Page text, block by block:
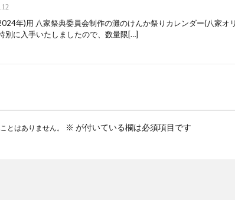
年)用 八家祭典委員会制作の灘のけんか祭りカレンダー(八家オ
別に入手いたしましたので、数量限[…]
とはありません。 ※ が付いている欄は必須項目です